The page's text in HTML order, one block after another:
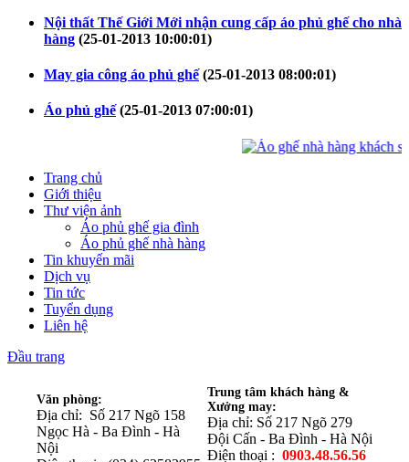
Nội thất Thế Giới Mới nhận cung cấp áo phủ ghế cho nhà
hàng (25-01-2013 10:00:01)
May gia công áo phủ ghế (25-01-2013 08:00:01)
Áo phủ ghế (25-01-2013 07:00:01)
Trang chủ
Giới thiệu
Thư viện ảnh
Áo phủ ghế gia đình
Áo phủ ghế nhà hàng
Tin khuyến mãi
Dịch vụ
Tin tức
Tuyển dụng
Liên hệ
Đầu trang
Văn phòng:
Địa chỉ: Số 217 Ngõ 158
Ngọc Hà - Ba Đình - Hà
Nội
Trung tâm khách hàng &
Xưởng may:
Địa chỉ: Số 217 Ngõ 279
Đội Cấn - Ba Đình - Hà Nội
Điện thoại : 0903.48.56.56